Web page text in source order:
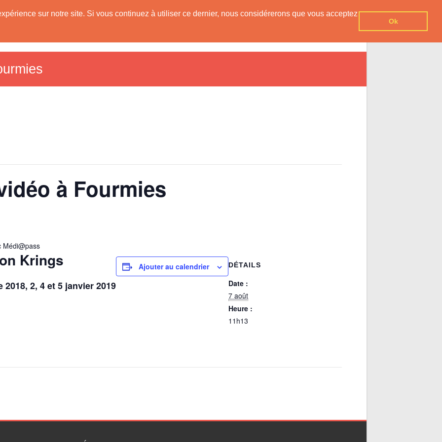
sur notre site. Si vous continuez à utiliser ce dernier, nous considérerons que vous acceptez
Ok
à Fourmies
Médi@pass
Krings
2, 4 et 5 janvier 2019
Ajouter au calendrier DÉTAILS
Date :
7 août
Heure :
11h13